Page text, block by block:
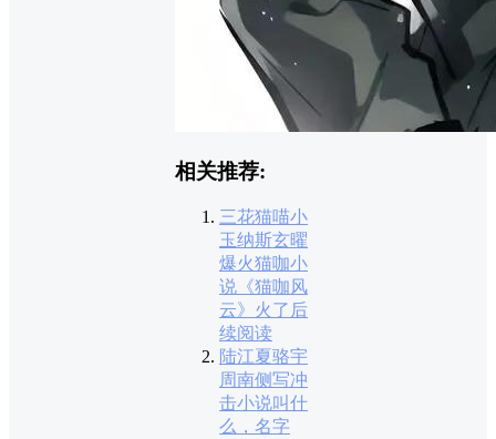
相关推荐:
三花猫喵小
玉纳斯玄曜
爆火猫咖小
说《猫咖风
云》火了后
续阅读
陆江夏骆宇
周南侧写冲
击小说叫什
么，名字